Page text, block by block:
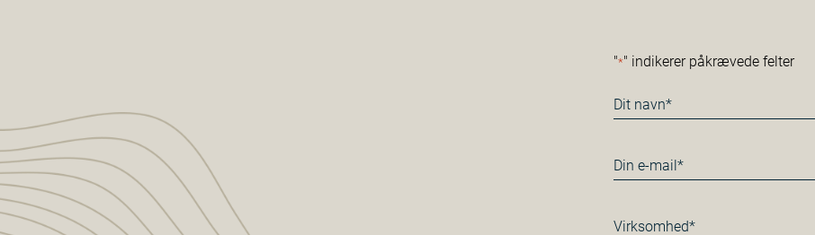
"*" indikerer påkrævede felter
Navn
*
E-
mail
Virksomhed